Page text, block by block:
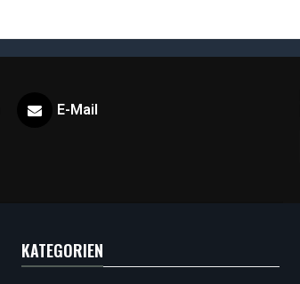
E-Mail
KATEGORIEN